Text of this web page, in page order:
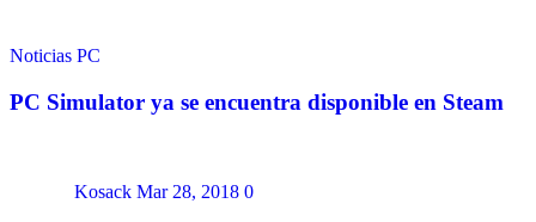
Noticias PC
PC Simulator ya se encuentra disponible en Steam
Kosack Mar 28, 2018 0